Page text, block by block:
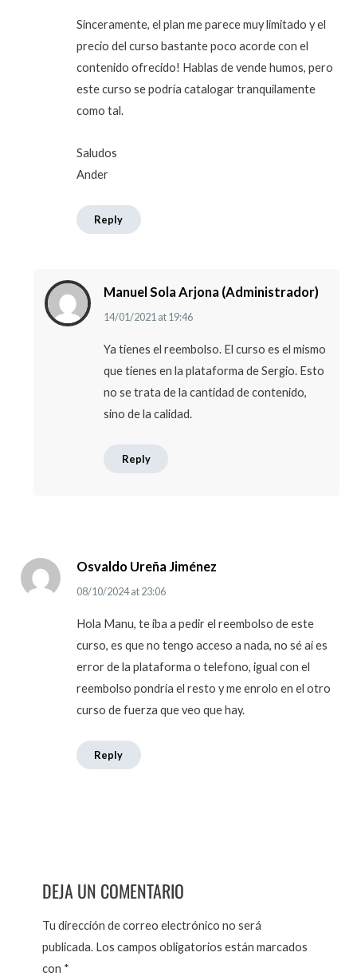
Sinceramente, el plan me parece muy limitado y el
precio del curso bastante poco acorde con el
contenido ofrecido! Hablas de vende humos, pero
este curso se podría catalogar tranquilamente
como tal.
Saludos
Ander
Reply
Manuel Sola Arjona (Administrador)
14/01/2021at19:46
Ya tienes el reembolso. El curso es el mismo
que tienes en la plataforma de Sergio. Esto
no se trata de la cantidad de contenido,
sino de la calidad.
Reply
Osvaldo Ureña Jiménez
08/10/2024at23:06
Hola Manu, te iba a pedir el reembolso de este
curso, es que no tengo acceso a nada, no sé ai es
error de la plataforma o telefono, igual con el
reembolso pondria el resto y me enrolo en el otro
curso de fuerza que veo que hay.
Reply
DEJA UN COMENTARIO
Tu dirección de correo electrónico no será
publicada. Los campos obligatorios están marcados
con *